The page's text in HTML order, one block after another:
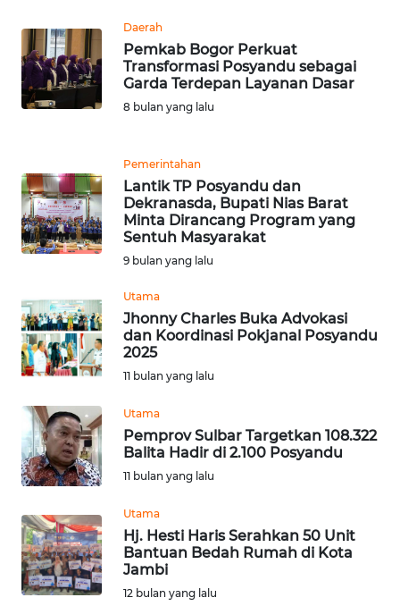
Daerah
Pemkab Bogor Perkuat
Transformasi Posyandu sebagai
Garda Terdepan Layanan Dasar
8 bulan yang lalu
Pemerintahan
Lantik TP Posyandu dan
Dekranasda, Bupati Nias Barat
Minta Dirancang Program yang
Sentuh Masyarakat
9 bulan yang lalu
Utama
Jhonny Charles Buka Advokasi
dan Koordinasi Pokjanal Posyandu
2025
11 bulan yang lalu
Utama
Pemprov Sulbar Targetkan 108.322
Balita Hadir di 2.100 Posyandu
11 bulan yang lalu
Utama
Hj. Hesti Haris Serahkan 50 Unit
Bantuan Bedah Rumah di Kota
Jambi
12 bulan yang lalu
WN
BANTEN
WN
KEPRI
WN
PAPUA
PAPUA
BARAT
WN
WN
SERAMBI
WN
JAMBI
WN
SULTRA